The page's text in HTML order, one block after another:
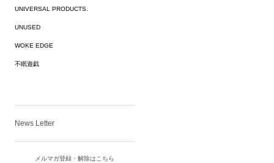
UNIVERSAL PRODUCTS.
UNUSED
WOKE EDGE
不眠遊戯
News Letter
メルマガ登録・解除はこちら